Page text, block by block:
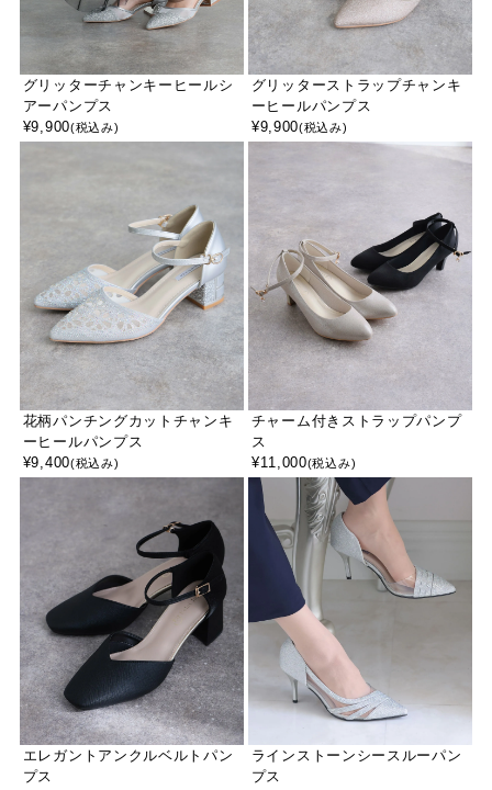
グリッターチャンキーヒールシ
アーパンプス
¥9,900(税込み)
グリッターストラップチャンキ
ーヒールパンプス
¥9,900(税込み)
花柄パンチングカットチャンキ
ーヒールパンプス
¥9,400(税込み)
チャーム付きストラップパンプ
ス
¥11,000(税込み)
エレガントアンクルベルトパン
プス
ラインストーンシースルーパン
プス